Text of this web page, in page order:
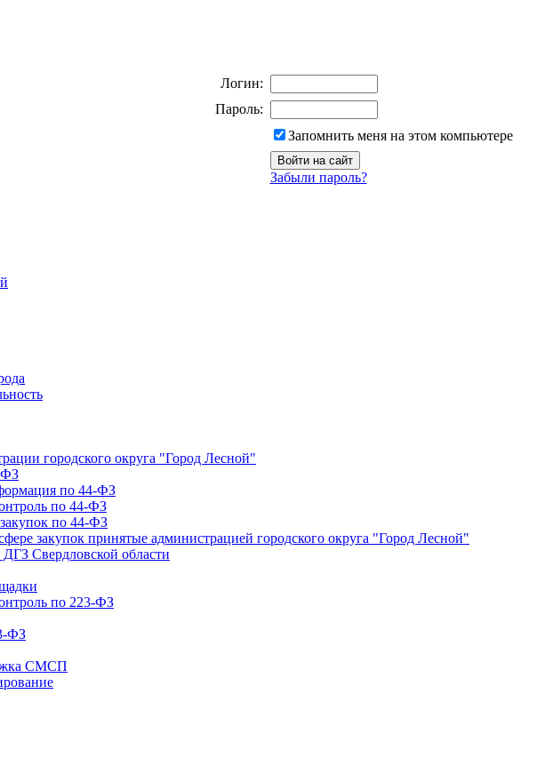
Логин:
Пароль:
Запомнить меня на этом компьютере
Забыли пароль?
городского округа "Город Лесной"
ФЗ
по 44-ФЗ
по 44-ФЗ
по 44-ФЗ
закупок принятые администрацией городского округа "Город Лесной"
Свердловской области
по 223-ФЗ
ФЗ
СМСП